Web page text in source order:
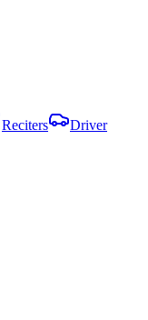
Reciters
Driver